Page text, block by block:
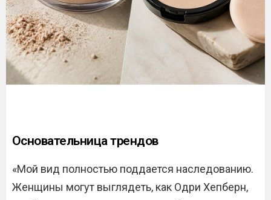
Основательница трендов
«Мой вид полностью поддается наследованию.
Женщины могут выглядеть, как Одри Хепберн,